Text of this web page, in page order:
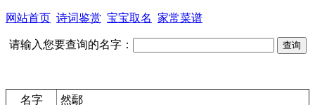
网站首页 诗词鉴赏 宝宝取名 家常菜谱
请输入您要查询的名字：
名字 然鄢